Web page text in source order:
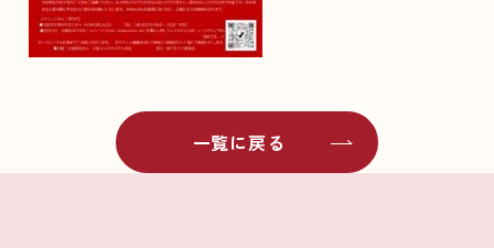
一覧に戻る